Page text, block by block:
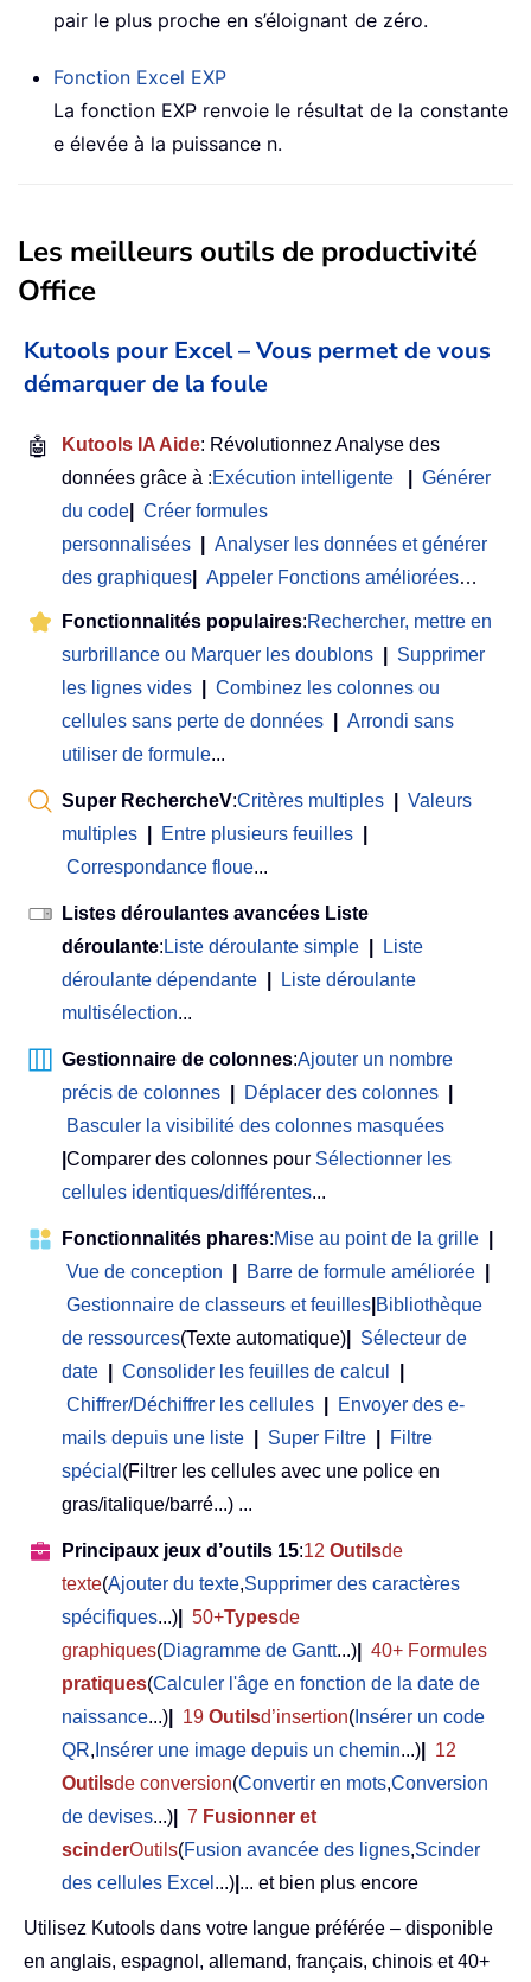
pair le plus proche en s’éloignant de zéro.
Fonction Excel EXP
La fonction EXP renvoie le résultat de la constante
e élevée à la puissance n.
Les meilleurs outils de productivité
Office
Kutools pour Excel – Vous permet de vous
démarquer de la foule
🤖 Kutools IA Aide: Révolutionnez Analyse des
données grâce à :Exécution intelligente
Générer
du code
Créer formules
personnalisées
Analyser les données et générer
des graphiques
Appeler Fonctions améliorées…
Fonctionnalités populaires:Rechercher, mettre en
surbrillance ou Marquer les doublons
Supprimer
les lignes vides
Combinez les colonnes ou
cellules sans perte de données
Arrondi sans
utiliser de formule...
Super RechercheV:Critères multiples
Valeurs
multiples
Entre plusieurs feuilles
Correspondance floue...
Listes déroulantes avancées Liste
déroulante: Liste déroulante simple
Liste
déroulante dépendante
Liste déroulante
multisélection...
Gestionnaire de colonnes:Ajouter un nombre
précis de colonnes
Déplacer des colonnes
Basculer la visibilité des colonnes masquées
Comparer des colonnes pour Sélectionner les
cellules identiques/différentes...
Fonctionnalités phares:Mise au point de la grille
Vue de conception
Barre de formule améliorée
Gestionnaire de classeurs et feuilles Bibliothèque
de ressources(Texte automatique)
Sélecteur de
date
Consolider les feuilles de calcul
Chiffrer/Déchiffrer les cellules
Envoyer des e-
mails depuis une liste
Super Filtre
Filtre
spécial (Filtrer les cellules avec une police en
gras/italique/barré...) ...
Principaux jeux d’outils 15:12 Outilsde
texte(Ajouter du texte,Supprimer des caractères
spécifiques...) 50+Typesde
graphiques(Diagramme de Gantt...)
40+ Formules
pratiques(Calculer l'âge en fonction de la date de
naissance...) 19 Outilsd’insertion( Insérer un code
QR, Insérer une image depuis un chemin...)
12
Outilsde conversion(Convertir en mots,Conversion
de devises...) 7 Fusionner et
scinderOutils(Fusion avancée des lignes,Scinder
des cellules Excel ...) ... et bien plus encore
Utilisez Kutools dans votre langue préférée – disponible
en anglais, espagnol, allemand, français, chinois et 40+